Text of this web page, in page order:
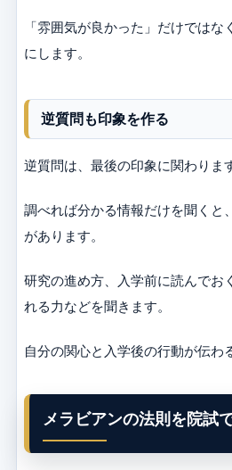
「雰囲気が良かった」だけでは
にします。
逆質問も印象を作る
逆質問は、最後の印象に関わりま
調べれば分かる情報だけを聞くと
があります。
研究の進め方、入学前に読んでお
れる力などを聞きます。
自分の関心と入学後の行動が伝わ
メラビアンの法則を院試